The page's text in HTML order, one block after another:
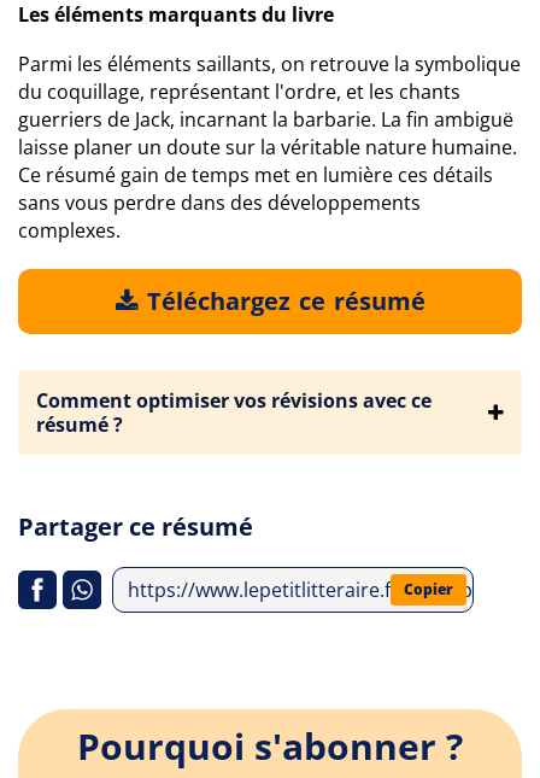
Les éléments marquants du livre
Parmi les éléments saillants, on retrouve la symbolique
du coquillage, représentant l'ordre, et les chants
guerriers de Jack, incarnant la barbarie. La fin ambiguë
laisse planer un doute sur la véritable nature humaine.
Ce résumé gain de temps met en lumière ces détails
sans vous perdre dans des développements
complexes.
Téléchargez ce résumé
Comment optimiser vos révisions avec ce
résumé ?
Partager ce résumé
https://www.lepetitlitteraire.fr/index.php/
Copier
Pourquoi s'abonner ?